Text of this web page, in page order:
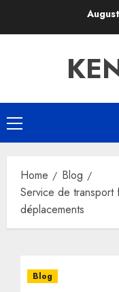
Primary
Menu
Home
Blog
Service de transport
déplacements
Blog